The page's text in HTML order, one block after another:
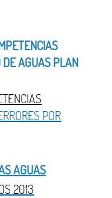
AGUAS PLAN
POR
AGUAS
2013